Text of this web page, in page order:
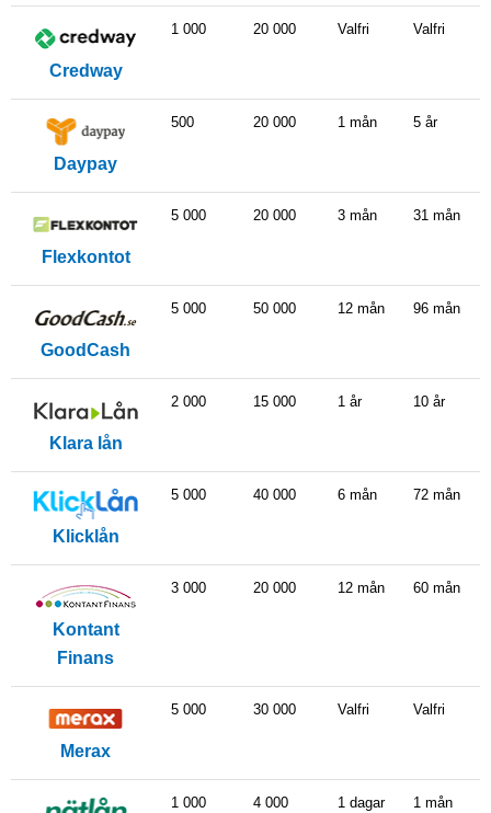
Credway
1 000 20 000 Valfri Valfri
Daypay
500 20 000 1 mån 5 år
Flexkontot
5 000 20 000 3 mån 31 mån
GoodCash
5 000 50 000 12 mån 96 mån
Klara lån
2 000 15 000 1 år 10 år
Klicklån
5 000 40 000 6 mån 72 mån
Kontant
Finans
3 000 20 000 12 mån 60 mån
Merax
5 000 30 000 Valfri Valfri
1 000 4 000 1 dagar 1 mån